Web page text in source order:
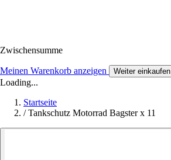
Zwischensumme
Meinen Warenkorb anzeigen Weiter einkaufen
Loading...
Startseite
/ Tankschutz Motorrad Bagster x 11